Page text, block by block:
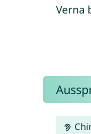
Verna